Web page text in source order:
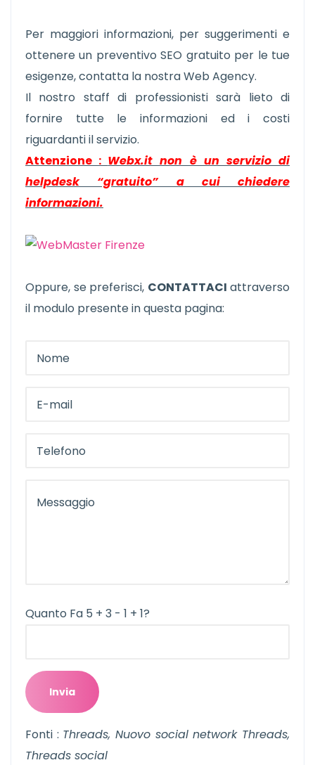
Per maggiori informazioni, per suggerimenti e
ottenere un preventivo SEO gratuito per le tue
esigenze, contatta la nostra Web Agency.
Il nostro staff di professionisti sarà lieto di
fornire tutte le informazioni ed i costi
riguardanti il servizio.
Attenzione : Webx.it non è un servizio di
helpdesk “gratuito” a cui chiedere
informazioni.
Oppure, se preferisci, CONTATTACI attraverso
il modulo presente in questa pagina:
Quanto Fa 5 + 3 - 1 + 1?
Fonti : Threads, Nuovo social network Threads,
Threads social